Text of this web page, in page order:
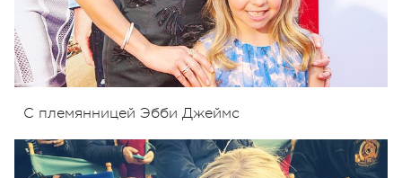
С племянницей Эбби Джеймс